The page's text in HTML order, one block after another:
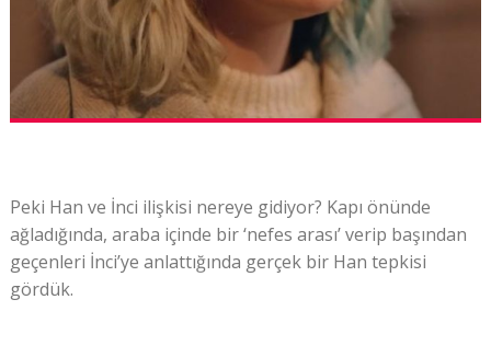
Peki Han ve İnci ilişkisi nereye gidiyor? Kapı önünde
ağladığında, araba içinde bir ‘nefes arası’ verip başından
geçenleri İnci’ye anlattığında gerçek bir Han tepkisi
gördük.